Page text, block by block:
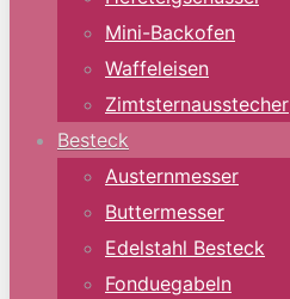
Mini-Backofen
Waffeleisen
Zimtsternausstecher
Besteck
Austernmesser
Buttermesser
Edelstahl Besteck
Fonduegabeln